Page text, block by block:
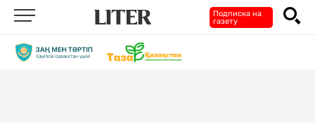
Подписка на
газету